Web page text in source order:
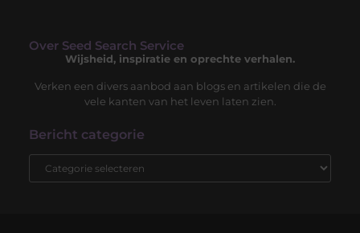
Over Seed Search Service
Wijsheid, inspiratie en oprechte verhalen.
Verken een divers aanbod aan blogs en artikelen die de
vele kanten van het leven laten zien.
Bericht categorie